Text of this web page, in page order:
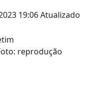
19:06Atualizado
reprodução